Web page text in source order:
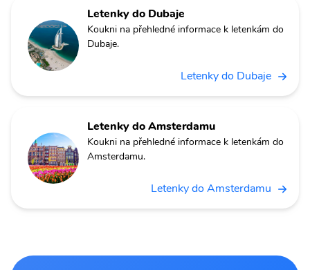
Letenky do Dubaje
Koukni na přehledné informace k letenkám do
Dubaje.
Letenky do Dubaje
Letenky do Amsterdamu
Koukni na přehledné informace k letenkám do
Amsterdamu.
Letenky do Amsterdamu